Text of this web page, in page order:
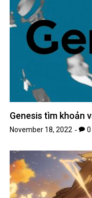
Genesis tìm khoản
November 18, 2022 0